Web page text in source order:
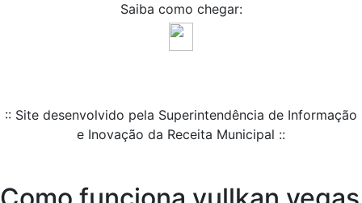
Saiba como chegar:
:: Site desenvolvido pela Superintendência de Informação
e Inovação da Receita Municipal ::